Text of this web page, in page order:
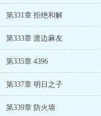
第331章 拒绝和解
第333章 渡边麻友
第335章 4396
第337章 明日之子
第339章 防火墙